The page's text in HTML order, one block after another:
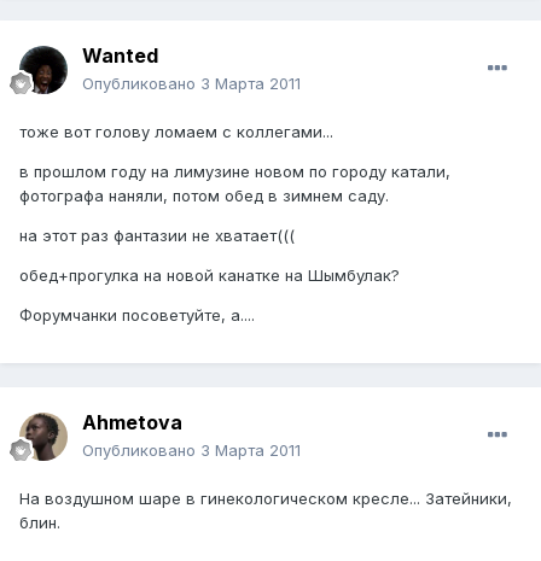
Wanted
Опубликовано 3 Марта 2011
тоже вот голову ломаем с коллегами...
в прошлом году на лимузине новом по городу катали,
фотографа наняли, потом обед в зимнем саду.
на этот раз фантазии не хватает(((
обед+прогулка на новой канатке на Шымбулак?
Форумчанки посоветуйте, а....
Ahmetova
Опубликовано 3 Марта 2011
На воздушном шаре в гинекологическом кресле... Затейники,
блин.